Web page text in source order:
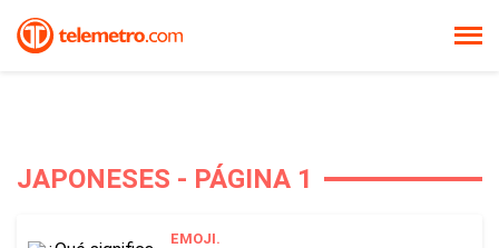
JAPONESES - PÁGINA 1
EMOJI.